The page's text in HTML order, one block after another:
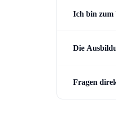
Ich bin zum
Die
Fragen